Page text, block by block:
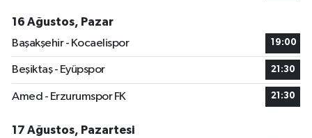
16 Ağustos, Pazar
Başakşehir - Kocaelispor
19:00
Beşiktaş - Eyüpspor 21:30
Amed - Erzurumspor FK 21:30
17 Ağustos, Pazartesi